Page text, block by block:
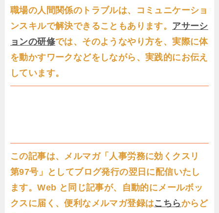
職場の人間関係のトラブルは、コミュニケーショ
ンスキルで解決できることもあります。 アサーシ
ョンの研修では、そのようなやり方を、実際に体
を動かすワークなどをしながら、実践的にお伝え
しています。
この記事は、メルマガ「人事労務に効くクスリ
第97号」としてブログ発行の翌日に配信いたし
ます。Web と同じ記事が、自動的にメールボッ
クスに届く、便利なメルマガ登録はこちらからど